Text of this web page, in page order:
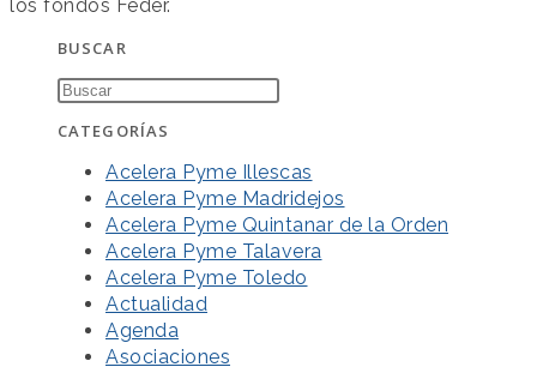
los fondos Feder.
BUSCAR
CATEGORÍAS
Acelera Pyme Illescas
Acelera Pyme Madridejos
Acelera Pyme Quintanar de la Orden
Acelera Pyme Talavera
Acelera Pyme Toledo
Actualidad
Agenda
Asociaciones